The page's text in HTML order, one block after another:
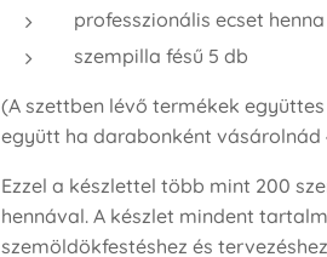
professzionális ecset
szempilla fésű 5 db
(A szettben lévő termékek
együtt ha darabonként vásárolnád
Ezzel a készlettel több mint 200
hennával. A készlet mindent
szemöldökfestéshez és